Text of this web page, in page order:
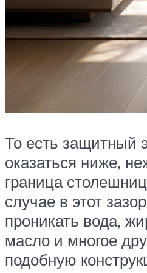
То есть защитный
оказаться ниже,
граница
случае в этот
проникать вода,
масло и многое
подобную